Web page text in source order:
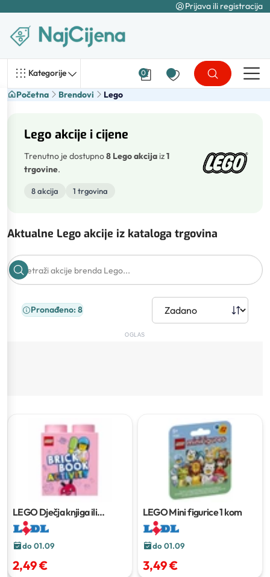
Prijava ili registracija
Kategorije 0
Početna Brendovi Lego
Lego akcije i cijene
Trenutno je dostupno8 Lego akcija iz1
trgovine.
8 akcija 1 trgovina
Aktualne Lego akcije iz kataloga trgovina
Pronađeno: 8
OGLAS
LEGO Dječja knjiga ili
bojanka
do 01.09
2,49 €
LEGO Mini figurice1 kom
do 01.09
3,49 €